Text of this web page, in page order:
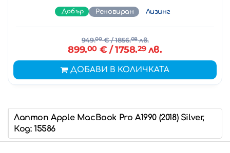
Добър Реновиран Лизинг
949.00€/ 1856.08лв.
899.00€ / 1758.29лв.
ДОБАВИ В КОЛИЧКАТА
Лаптоп Apple MacBook Pro A1990 (2018) Silver,
Код: 15586